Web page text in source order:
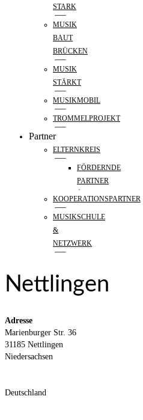
STARK
MUSIK
BAUT
BRÜCKEN
MUSIK
STÄRKT
MUSIKMOBIL
TROMMELPROJEKT
Partner
ELTERNKREIS
FÖRDERNDE
PARTNER
KOOPERATIONSPARTNER
MUSIKSCHULE
&
NETZWERK
Nettlingen
Adresse
Marienburger Str. 36
31185 Nettlingen
Niedersachsen
Deutschland